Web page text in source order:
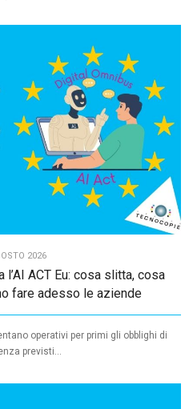
2026
ACT Eu: cosa slitta, cosa
fare adesso le aziende
operativi per primi gli obblighi di
previsti...